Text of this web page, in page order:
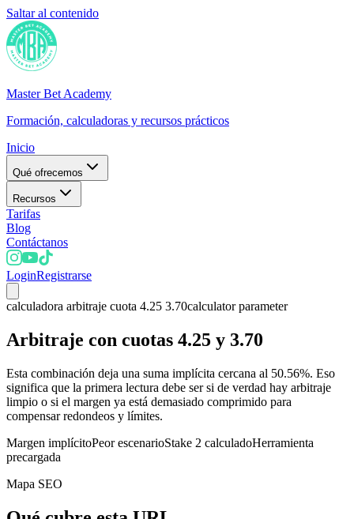
Saltar al contenido
Master Bet Academy
Formación, calculadoras y recursos prácticos
Inicio
Qué ofrecemos
Recursos
Tarifas
Blog
Contáctanos
LoginRegistrarse
calculadora arbitraje cuota 4.25 3.70calculator parameter
Arbitraje con cuotas 4.25 y 3.70
Esta combinación deja una suma implícita cercana al 50.56%. Eso
significa que la primera lectura debe ser si de verdad hay arbitraje
limpio o si el margen ya está demasiado comprimido para
compensar redondeos y límites.
Margen implícitoPeor escenarioStake 2 calculadoHerramienta
precargada
Mapa SEO